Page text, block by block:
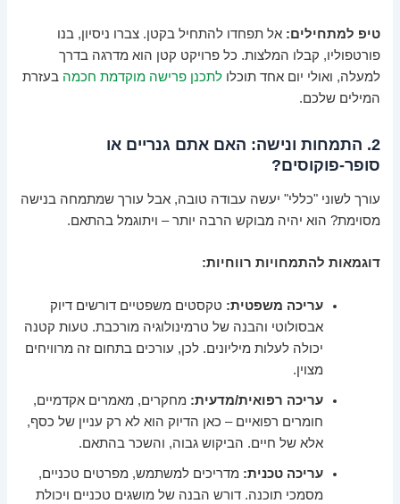
טיפ למתחילים: אל תפחדו להתחיל בקטן. צברו ניסיון, בנו
פורטפוליו, קבלו המלצות. כל פרויקט קטן הוא מדרגה בדרך
למעלה, ואולי יום אחד תוכלולתכנן פרישה מוקדמת חכמה בעזרת
המילים שלכם.
2. התמחות ונישה: האם אתם גנריים או
סופר-פוקוסים?
עורך לשוני "כללי" יעשה עבודה טובה, אבל עורך שמתמחה בנישה
מסוימת? הוא יהיה מבוקש הרבה יותר – ויתוגמל בהתאם.
דוגמאות להתמחויות רווחיות:
עריכה משפטית: טקסטים משפטיים דורשים דיוק
אבסולוטי והבנה של טרמינולוגיה מורכבת. טעות קטנה
יכולה לעלות מיליונים. לכן, עורכים בתחום זה מרוויחים
מצוין.
עריכה רפואית/מדעית: מחקרים, מאמרים אקדמיים,
חומרים רפואיים – כאן הדיוק הוא לא רק עניין של כסף,
אלא של חיים. הביקוש גבוה, והשכר בהתאם.
עריכה טכנית: מדריכים למשתמש, מפרטים טכניים,
מסמכי תוכנה. דורש הבנה של מושגים טכניים ויכולת